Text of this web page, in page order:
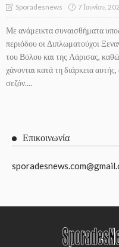
Sporadesnews 7 Ιουνίου,
Με ανάμεικτα συναισθήματα
περιόδου οι Διπλωματούχοι
του Βόλου και της Λάρισας,
χάνονται κατά τη διάρκεια
σεζόν....
Επικοινωνία